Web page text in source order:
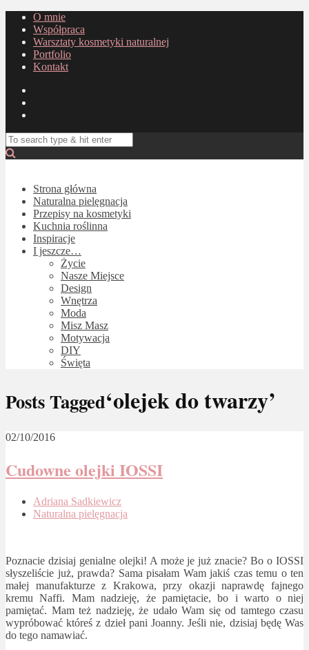
O mnie
Współpraca
Warsztaty kosmetyki naturalnej
Portfolio
Kontakt
Strona główna
Naturalna pielęgnacja
Przepisy na kosmetyki
Kuchnia roślinna
Inspiracje
I jeszcze…
Życie
Nasze Miejsce
Design
Wnętrza
Moda
Misz Masz
Motywacja
DIY
Święta
Posts Tagged‘olejek do twarzy’
02/10/2016
Cudowne olejki IOSSI
Adriana Sadkiewicz
Naturalna pielęgnacja
Poznacie dzisiaj genialne olejki! A może je już znacie? Bo o IOSSI
słyszeliście już, prawda? Sama pisałam Wam jakiś czas temu o ten
małej manufakturze z Krakowa, przy okazji naprawdę fajnego
kremu Naffi. Mam nadzieję, że pamiętacie, bo i warto o niej
pamiętać. Mam też nadzieję, że udało Wam się od tamtego czasu
wypróbować któreś z dzieł pani Joanny. Jeśli nie, dzisiaj będę Was
do tego namawiać.